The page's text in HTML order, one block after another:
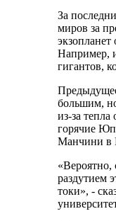
За
миров за
Например,
гигантов,
большим,
из-за
горячие
Манчини в
«Вероятно,
раздутием
токи», -